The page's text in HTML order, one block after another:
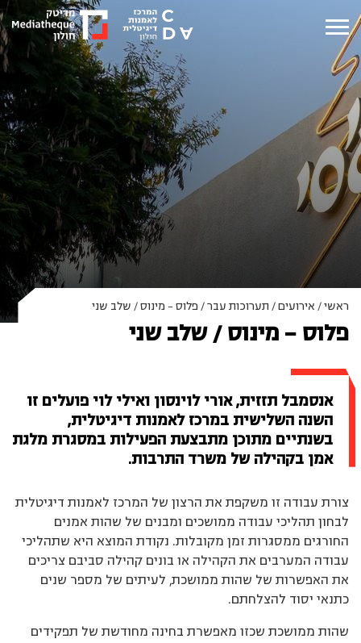
ראשי / אירועים / תערוכות עבר / פלוס – מינוס / שלב שני
פלוס – מינוס / שלב שני
אנסמבל תזזית, אורי לוינסון ואילי לוי פועלים זו
השנה השלישית במרכז לאמנות דיגיטלית,
בשנתיים מתוכן מתבצעת הפעילות במסגרת מלגת
אמן בקהילה של משרד התרבות.
צורת עבודה זו משקפת את הרצון של המרכז לאמנות דיגיטלית
לבחון תהליכי עבודה ממושכים ומבנים של שהות אמנים
החורגים ממסגרות זמן מקובלות. נקודת המוצא היא שתהליכי
עבודה המערבים את הקהילה או בונים קהילה סביבם צריכים
את האפשרות של שהות ממושכת, לעיתים של מספר שנים
כתנאי יסוד להצלחתם.
שהות ממושכת שכזו מאפשרת בחינה מחודשת של תפקידים